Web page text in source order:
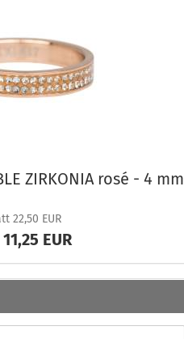
ZIR­KO­NIA rosé - 4 mm
22,50 EUR
EUR